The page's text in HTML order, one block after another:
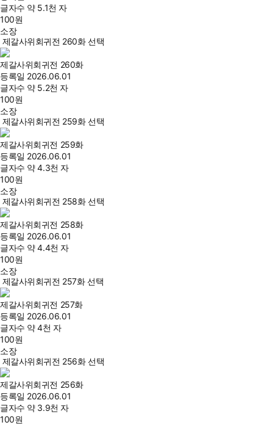
글자수 약 5.1천 자
100원
소장
제갈사위회귀전 260화 선택
제갈사위회귀전 260화
등록일 2026.06.01
글자수 약 5.2천 자
100원
소장
제갈사위회귀전 259화 선택
제갈사위회귀전 259화
등록일 2026.06.01
글자수 약 4.3천 자
100원
소장
제갈사위회귀전 258화 선택
제갈사위회귀전 258화
등록일 2026.06.01
글자수 약 4.4천 자
100원
소장
제갈사위회귀전 257화 선택
제갈사위회귀전 257화
등록일 2026.06.01
글자수 약 4천 자
100원
소장
제갈사위회귀전 256화 선택
제갈사위회귀전 256화
등록일 2026.06.01
글자수 약 3.9천 자
100원